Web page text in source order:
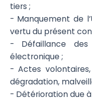
tiers ;
- Manquement de
vertu du présent
- Défaillance des
électronique ;
- Actes
dégradation,
- Détérioration due